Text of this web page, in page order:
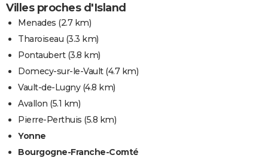
Villes proches d'Island
Menades (2.7 km)
Tharoiseau (3.3 km)
Pontaubert(3.8 km)
Domecy-sur-le-Vault(4.7 km)
Vault-de-Lugny(4.8 km)
Avallon (5.1 km)
Pierre-Perthuis (5.8 km)
Yonne
Bourgogne-Franche-Comté